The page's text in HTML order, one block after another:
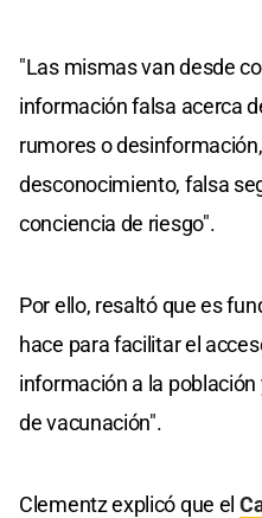
"Las mismas van desde
información falsa acerca
rumores o
desconocimiento, falsa
conciencia de riesgo".
Por ello, resaltó que es
hace para facilitar el
información a la
de vacunación".
Clementz explicó que el